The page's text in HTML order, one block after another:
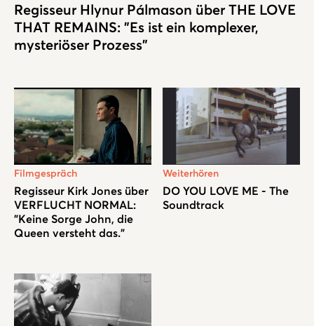
Regisseur Hlynur Pálmason über THE LOVE
THAT REMAINS: "Es ist ein komplexer,
mysteriöser Prozess"
Filmgespräch
Regisseur Kirk Jones über
VERFLUCHT NORMAL:
"Keine Sorge John, die
Queen versteht das."
Weiterhören
DO YOU LOVE ME - The
Soundtrack